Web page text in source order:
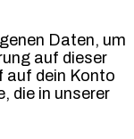
Daten, um
auf dieser
auf dein Konto
die in unserer